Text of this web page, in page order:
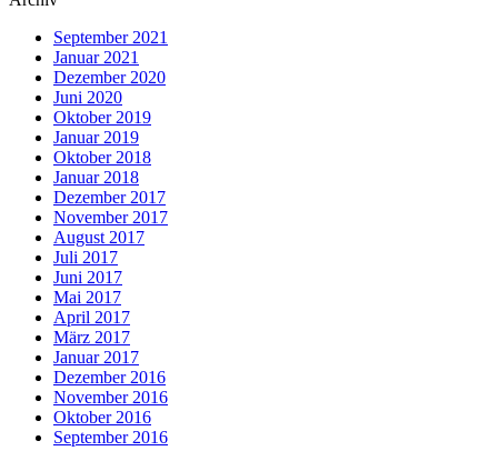
September 2021
Januar 2021
Dezember 2020
Juni 2020
Oktober 2019
Januar 2019
Oktober 2018
Januar 2018
Dezember 2017
November 2017
August 2017
Juli 2017
Juni 2017
Mai 2017
April 2017
März 2017
Januar 2017
Dezember 2016
November 2016
Oktober 2016
September 2016